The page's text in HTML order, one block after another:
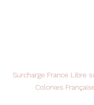
Surcharge France Libre
Colonies